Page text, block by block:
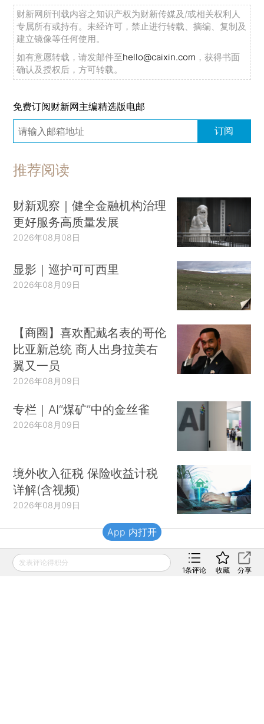
财新网所刊载内容之知识产权为财新传媒及/或相关权利人
专属所有或持有。未经许可，禁止进行转载、摘编、复制及
建立镜像等任何使用。
如有意愿转载，请发邮件至hello@caixin.com ，获得书面
确认及授权后，方可转载。
免费订阅财新网主编精选版电邮
订阅
推荐阅读
财新观察｜健全金融机构治理
更好服务高质量发展
2026年08月08日
显影｜巡护可可西里
2026年08月09日
【商圈】喜欢配戴名表的哥伦
比亚新总统 商人出身拉美右
翼又一员
2026年08月09日
专栏｜AI“煤矿”中的金丝雀
2026年08月09日
境外收入征税 保险收益计税
详解(含视频)
2026年08月09日
财新移动
发表评论得积分
1条评论 收藏 分享
App 内打开